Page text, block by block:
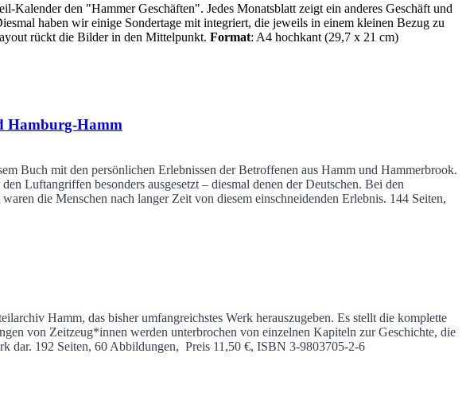
den "Hammer Geschäften". Jedes Monatsblatt zeigt ein anderes Geschäft und
haben wir einige Sondertage mit integriert, die jeweils in einem kleinen Bezug zu
rückt die Bilder in den Mittelpunkt. Format: A4 hochkant (29,7 x 21 cm)
Hamburg-Hamm
Buch mit den persönlichen Erlebnissen der Betroffenen aus Hamm und Hammerbrook.
Luftangriffen besonders ausgesetzt – diesmal denen der Deutschen. Bei den
die Menschen nach langer Zeit von diesem einschneidenden Erlebnis. 144 Seiten,
Hamm, das bisher umfangreichstes Werk herauszugeben. Es stellt die komplette
von Zeitzeug*innen werden unterbrochen von einzelnen Kapiteln zur Geschichte, die
dar. 192 Seiten, 60 Abbildungen, Preis 11,50 €, ISBN 3-9803705-2-6